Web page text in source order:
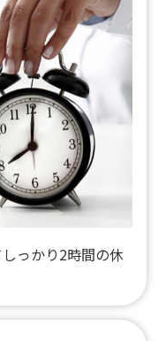
っかり2時間の休